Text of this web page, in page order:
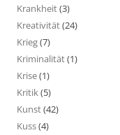
Krankheit(3)
Kreativität(24)
Krieg(7)
Kriminalität(1)
Krise(1)
Kritik(5)
Kunst(42)
Kuss(4)